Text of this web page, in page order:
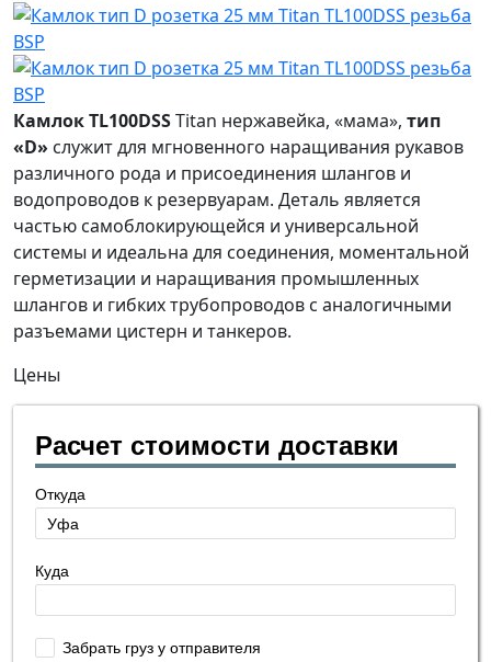
Камлок TL100DSSTitan нержавейка, «мама», тип
«D» служит для мгновенного наращивания рукавов
различного рода и присоединения шлангов и
водопроводов к резервуарам. Деталь является
частью самоблокирующейся и универсальной
системы и идеальна для соединения, моментальной
герметизации и наращивания промышленных
шлангов и гибких трубопроводов с аналогичными
разъемами цистерн и танкеров.
Цены
Расчет стоимости доставки
Откуда
Куда
Забрать груз у отправителя